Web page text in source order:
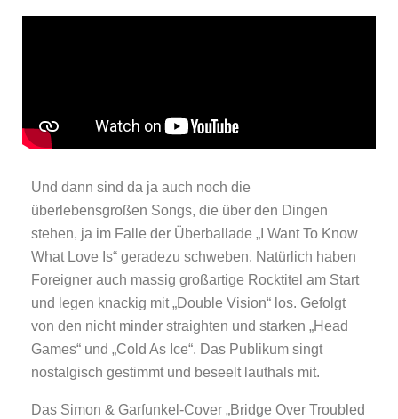
Und dann sind da ja auch noch die
überlebensgroßen Songs, die über den Dingen
stehen, ja im Falle der Überballade „I Want To Know
What Love Is“ geradezu schweben. Natürlich haben
Foreigner auch massig großartige Rocktitel am Start
und legen knackig mit „Double Vision“ los. Gefolgt
von den nicht minder straighten und starken „Head
Games“ und „Cold As Ice“. Das Publikum singt
nostalgisch gestimmt und beseelt lauthals mit.
Das Simon & Garfunkel-Cover „Bridge Over Troubled